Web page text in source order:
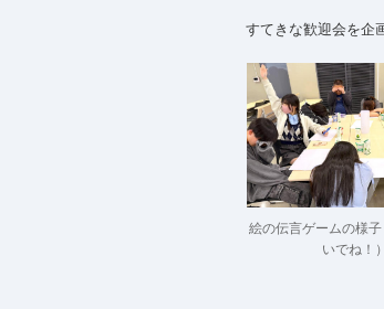
すてきな歓迎会を企
絵の伝言ゲームの様
いでね！）